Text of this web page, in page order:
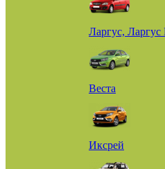
Ларгус, Ларгус
Веста
Иксрей